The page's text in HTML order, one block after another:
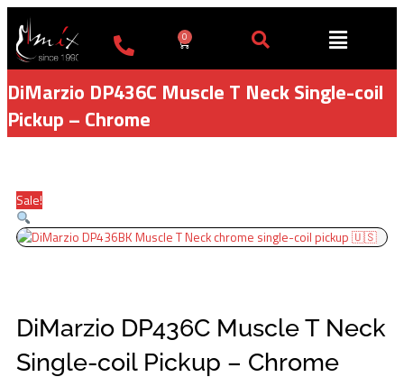
Пређи
на
садржај
0
Cart
DiMarzio DP436C Muscle T Neck Single-coil
Pickup – Chrome
Sale!
DiMarzio DP436C Muscle T Neck
Single-coil Pickup – Chrome